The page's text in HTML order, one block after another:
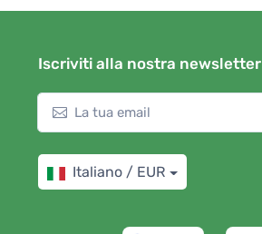
Iscriviti alla nostra newsletter
Italiano / EUR